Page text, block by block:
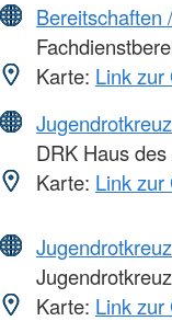
Bereitschaften
Karte: Link zur
Jugendrotkreuz
DRK Haus
Karte: Link zur
Jugendrotkreuz
Jugendrotkreuz
Karte: Link zur